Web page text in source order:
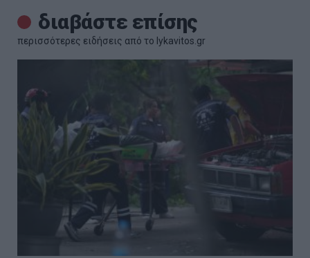
διαβάστε επίσης
περισσότερες ειδήσεις από το lykavitos.gr